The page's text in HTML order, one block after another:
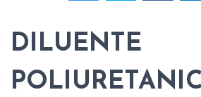
DILUENTE